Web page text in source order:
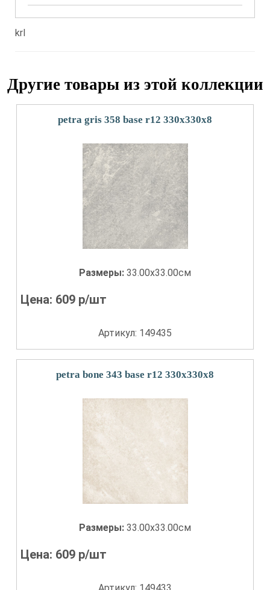
krl
Другие товары из этой коллекции
petra gris 358 base r12 330x330x8
Размеры: 33.00x33.00см
Цена: 609 р/шт
Артикул: 149435
petra bone 343 base r12 330x330x8
Размеры: 33.00x33.00см
Цена: 609 р/шт